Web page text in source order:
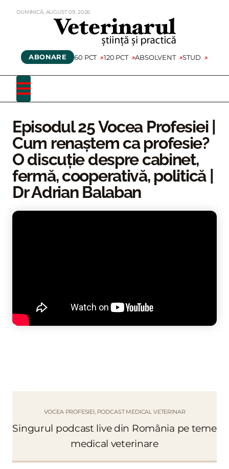
DUMINICĂ, AUGUST09, 2026
ABONARE 60 PCT 120 PCT ABSOLVENT STUD
Episodul 25 Vocea Profesiei |
Cum renaștem ca profesie?
O discuție despre cabinet,
fermă, cooperativă, politică |
Dr Adrian Balaban
VOCEA PROFESIEI, PODCAST MEDICAL VETERINAR
Singurul podcast live din România pe teme
medical veterinare